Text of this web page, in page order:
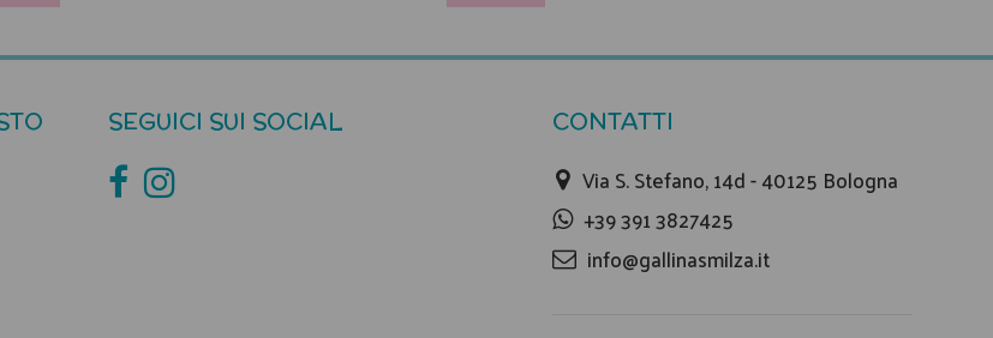
SEGUICI SUI SOCIAL CONTATTI
Via S. Stefano, 14d - 40125 Bologna
+39 391 3827425
info@gallinasmilza.it